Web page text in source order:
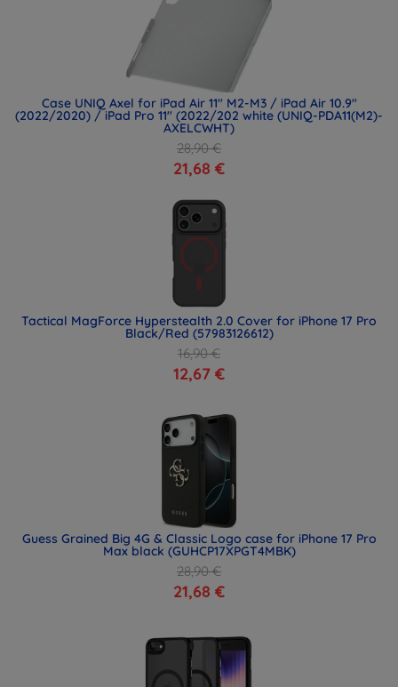
Case UNIQ Axel for iPad Air 11" M2-M3 / iPad Air 10.9"
(2022/2020) / iPad Pro 11" (2022/202 white (UNIQ-PDA11(M2)-
AXELCWHT)
28,90 €
21,68 €
Tactical MagForce Hyperstealth 2.0 Cover for iPhone 17 Pro
Black/Red (57983126612)
16,90 €
12,67 €
Guess Grained Big 4G & Classic Logo case for iPhone 17 Pro
Max black (GUHCP17XPGT4MBK)
28,90 €
21,68 €